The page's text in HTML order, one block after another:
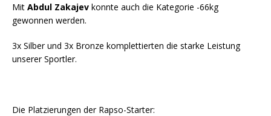
Mit Abdul Zakajev konnte auch die Kategorie -66kg
gewonnen werden.
3x Silber und 3x Bronze komplettierten die starke Leistung
unserer Sportler.
Die Platzierungen der Rapso-Starter: